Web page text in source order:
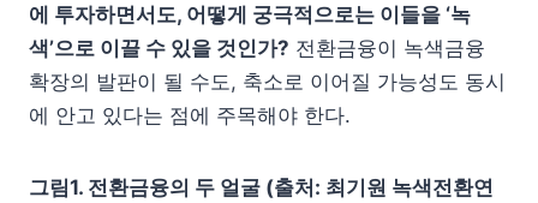
에 투자하면서도, 어떻게 궁극적으로는 이들을 ‘녹
색’으로 이끌 수 있을 것인가? 전환금융이 녹색금융
확장의 발판이 될 수도, 축소로 이어질 가능성도 동시
에 안고 있다는 점에 주목해야 한다.
그림1. 전환금융의 두 얼굴 (출처: 최기원 녹색전환연